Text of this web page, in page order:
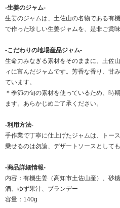
-生姜のジャム-
生姜のジャムは、土佐山の名物である有
で作った珍しい生姜ジャムを、是非ご賞味
-こだわりの地場産品ジャム-
生命力みなぎる素材をそのままに、土佐
ィに富んだジャムです。芳香な香り、甘
ています。
＊季節の旬の素材を使っているため、時
ます。あらかじめご了承ください。
-利用方法-
手作業で丁寧に仕上げたジャムは、トー
乗せるのは勿論、デザートソースとして
-商品詳細情報-
内容：有機生姜（高知市土佐山産）、砂
酒、ゆず果汁、ブランデー
容量：140g